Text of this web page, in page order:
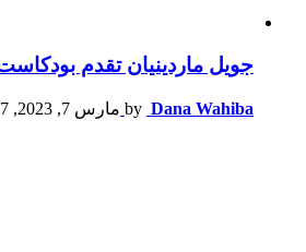
جويل ماردينيان تقدم
by Dana Wahiba مارس 7, 2023, 6:37 م